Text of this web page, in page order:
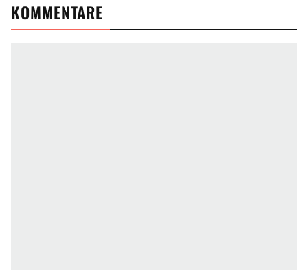
KOMMENTARE